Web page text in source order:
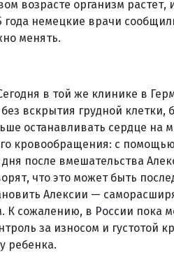
возрасте организм
года немецкие врачи
менять.
в той же клинике в
вскрытия грудной клетки,
останавливать сердце на
кровообращения: с
после вмешательства
что это может быть
Алексии —
К сожалению, в России пока
за износом и густотой
ребенка.